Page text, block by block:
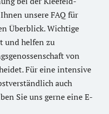
unsere FAQ für
Überblick. Wichtige
und helfen zu
von
Für eine intensive
auch
Sie uns gerne eine E-